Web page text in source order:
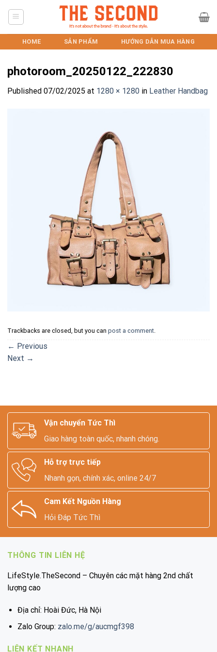
HOME SẢN PHẨM HƯỚNG DẪN MUA HÀNG
photoroom_20250122_222830
Published 07/02/2025 at 1280 × 1280 in Leather Handbag
Trackbacks are closed, but you can post a comment.
← Previous
Next →
Vận chuyển Tức Thì
Giao hàng toàn quốc, nhanh chóng.
Hỗ trợ trực tiếp
Nhanh gọn, chính xác, online 24/7
Cam Kết Nguồn Hàng
Hỏi Đáp Tức Thì
THÔNG TIN LIÊN HỆ
LifeStyle.TheSecond – Chuyên các mặt hàng 2nd chất
lượng cao
Địa chỉ: Hoài Đức, Hà Nội
Zalo Group: zalo.me/g/aucmgf398
LIÊN KẾT NHANH